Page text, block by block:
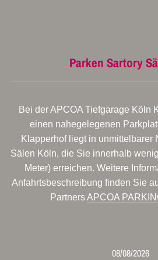
Parken Sartory
Bei der APCOA Tiefgarage Köln
einen nahegelegenen
Klapperhof liegt in unmittelbarer
Sälen Köln, die Sie innerhalb
Meter) erreichen. Weitere
Anfahrtsbeschreibung finden Sie
PartnersAPCOA
08/08/2026